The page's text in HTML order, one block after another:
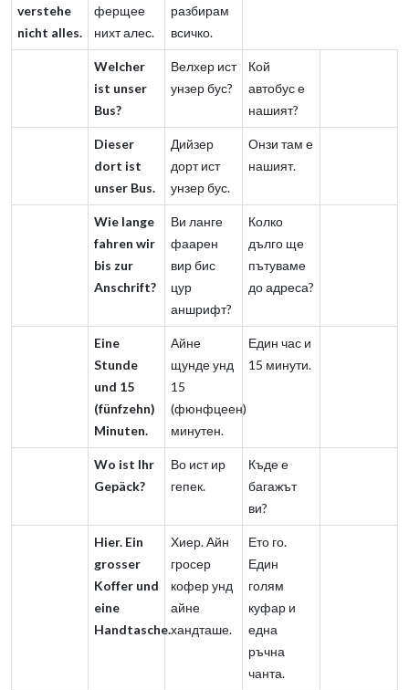
verstehe
nicht alles.
ферщее
нихт алес.
разбирам
всичко.
Welcher
ist unser
Bus?
Велхер ист
унзер бус?
Кой
автобус е
нашият?
Dieser
dort ist
unser Bus.
Дийзер
дорт ист
унзер бус.
Онзи там е
нашият.
Wie lange
fahren wir
bis zur
Anschrift?
Ви ланге
фаарен
вир бис
цур
аншрифт?
Колко
дълго ще
пътуваме
до адреса?
Eine
Stunde
und 15
(fünfzehn)
Minuten.
Айне
щунде унд
15
(фюнфцеен)
минутен.
Един час и
15 минути.
Wo ist Ihr
Gepäck?
Во ист ир
гепек.
Къде е
багажът
ви?
Hier. Ein
grosser
Koffer und
eine
Handtasche.
Хиер. Айн
гросер
кофер унд
айне
хандташе.
Ето го.
Един
голям
куфар и
една
ръчна
чанта.